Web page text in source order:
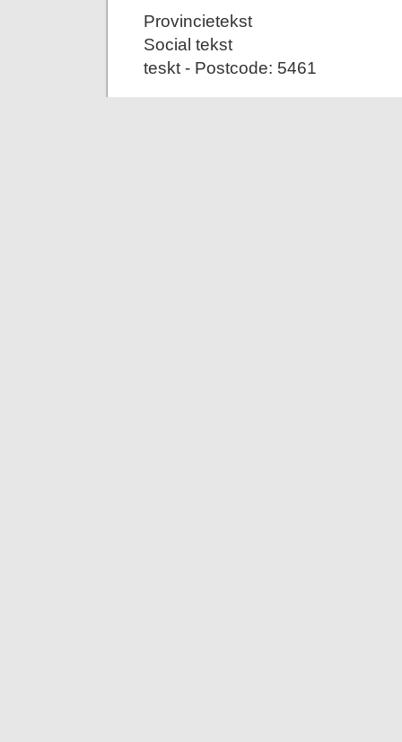
Provincietekst
Social tekst
teskt - Postcode: 5461